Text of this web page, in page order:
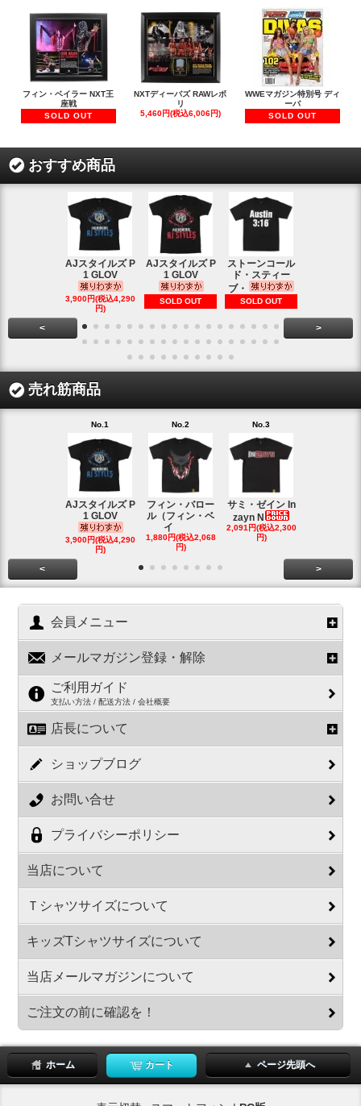
フィン・ベイラー NXT王
座戦
SOLD OUT
NXTディーバズ RAWレボ
リ
5,460円(税込6,006円)
WWEマガジン特別号 ディ
ーバ
SOLD OUT
おすすめ商品
AJスタイルズ P
1 GLOV
3,900円(税込4,290
円)
AJスタイルズ P
1 GLOV
SOLD OUT
ストーンコール
ド・スティー
ブ・
SOLD OUT
< >
売れ筋商品
No.1
AJスタイルズ P
1 GLOV
3,900円(税込4,290
円)
No.2
フィン・バロー
ル（フィン・ベ
イ
1,880円(税込2,068
円)
No.3
サミ・ゼイン In
zayn N
2,091円(税込2,300
円)
< >
会員メニュー
メールマガジン登録・解除
ご利用ガイド
支払い方法 / 配送方法 / 会社概要
店長について
ショップブログ
お問い合せ
プライバシーポリシー
当店について
Ｔシャツサイズについて
キッズTシャツサイズについて
当店メールマガジンについて
ご注文の前に確認を！
ホーム カート ページ先頭へ